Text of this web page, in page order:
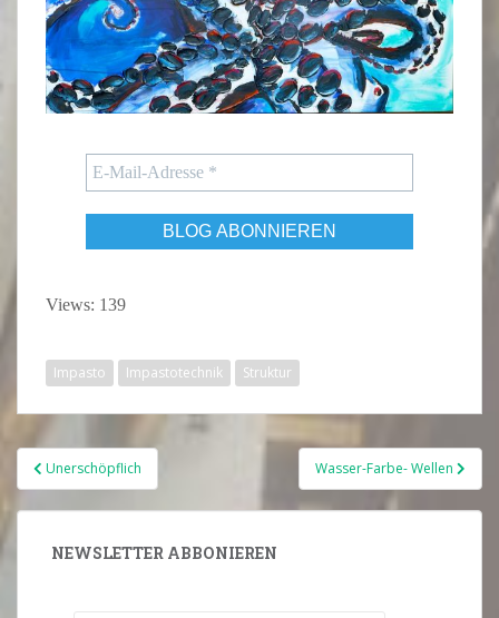
Views: 139
Impasto Impastotechnik Struktur
Beitragsnavigation
Unerschöpflich Wasser-Farbe- Wellen
NEWSLETTER ABBONIEREN